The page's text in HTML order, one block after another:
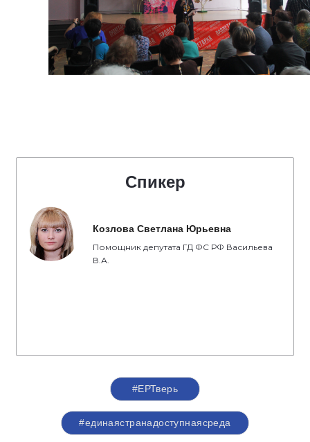
Спикер
Козлова Светлана Юрьевна
Помощник депутата ГД ФС РФ Васильева
В.А.
#ЕРТверь
#единаястранадоступнаясреда